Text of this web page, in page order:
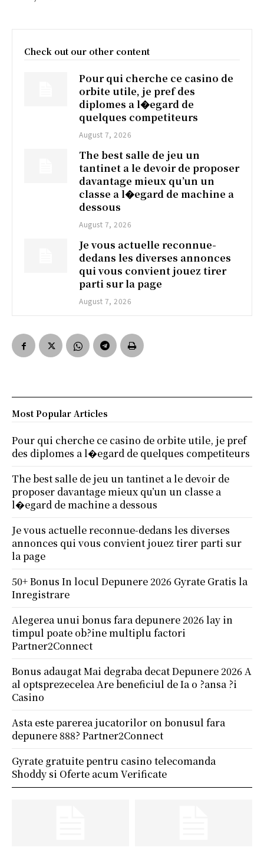
Check out our other content
Pour qui cherche ce casino de
orbite utile, je pref des
diplomes a l�egard de
quelques competiteurs
August 7, 2026
The best salle de jeu un
tantinet a le devoir de proposer
davantage mieux qu’un un
classe a l�egard de machine a
dessous
August 7, 2026
Je vous actuelle reconnue-
dedans les diverses annonces
qui vous convient jouez tirer
parti sur la page
August 7, 2026
Most Popular Articles
Pour qui cherche ce casino de orbite utile, je pref
des diplomes a l�egard de quelques competiteurs
The best salle de jeu un tantinet a le devoir de
proposer davantage mieux qu’un un classe a
l�egard de machine a dessous
Je vous actuelle reconnue-dedans les diverses
annonces qui vous convient jouez tirer parti sur
la page
50+ Bonus In locul Depunere 2026 Gyrate Gratis la
Inregistrare
Alegerea unui bonus fara depunere 2026 lay in
timpul poate ob?ine multiplu factori
Partner2Connect
Bonus adaugat Mai degraba decat Depunere 2026 A
al optsprezecelea Are beneficiul de Ia o ?ansa ?i
Casino
Asta este parerea jucatorilor on bonusul fara
depunere 888? Partner2Connect
Gyrate gratuite pentru casino telecomanda
Shoddy si Oferte acum Verificate